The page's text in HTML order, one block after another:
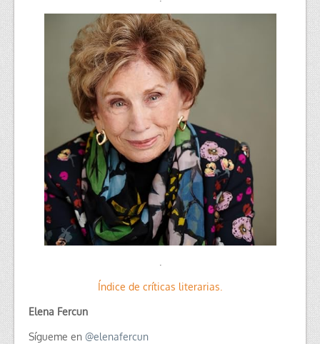
Índice de críticas literarias.
Elena Fercun
Sígueme en @elenafercun